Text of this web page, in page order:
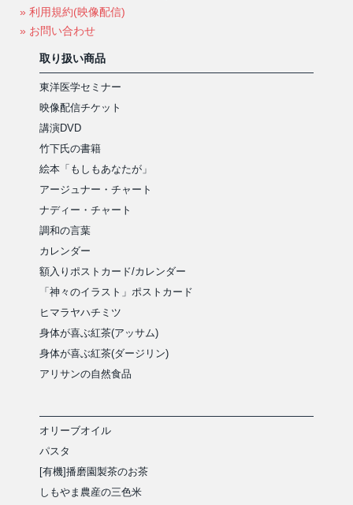
» 利用規約(映像配信)
» お問い合わせ
取り扱い商品
東洋医学セミナー
映像配信チケット
講演DVD
竹下氏の書籍
絵本「もしもあなたが」
アージュナー・チャート
ナディー・チャート
調和の言葉
カレンダー
額入りポストカード/カレンダー
「神々のイラスト」ポストカード
ヒマラヤハチミツ
身体が喜ぶ紅茶(アッサム)
身体が喜ぶ紅茶(ダージリン)
アリサンの自然食品
オリーブオイル
パスタ
[有機]播磨園製茶のお茶
しもやま農産の三色米